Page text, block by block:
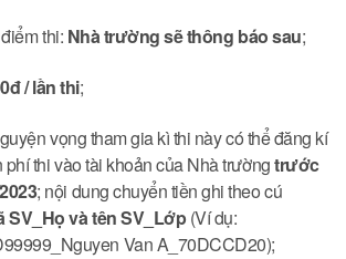
thi: Nhà trường sẽ thông báo sau;
/ lần thi;
vọng tham gia kì thi này có thể đăng kí
thi vào tài khoản của Nhà trườngtrước
; nội dung chuyển tiền ghi theo cú
SV_Họ và tên SV_Lớp(Ví dụ:
Van A_70DCCD20);